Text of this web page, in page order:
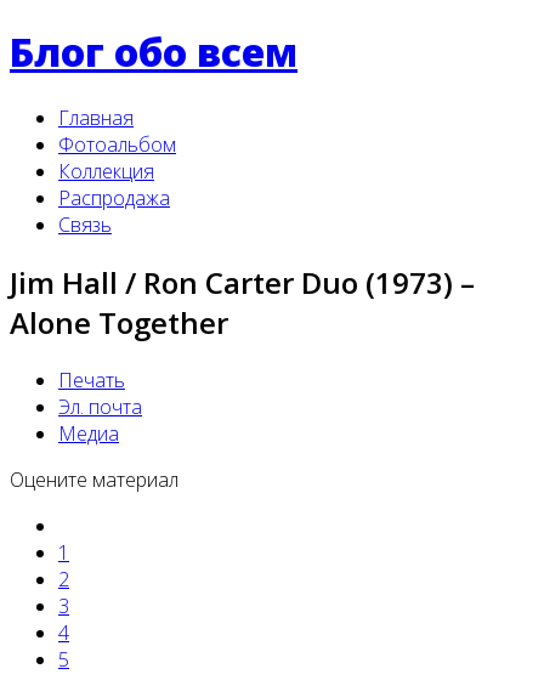
Блог обо всем
Главная
Фотоальбом
Коллекция
Распродажа
Связь
Jim Hall / Ron Carter Duo (1973) –
Alone Together
Печать
Эл. почта
Медиа
Оцените материал
1
2
3
4
5